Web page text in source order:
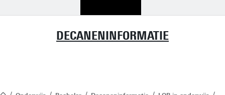
DECANENINFORMATIE